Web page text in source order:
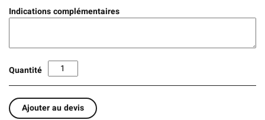
Indications complémentaires
Quantité
Ajouter au devis